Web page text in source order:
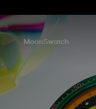
MoonSwatch